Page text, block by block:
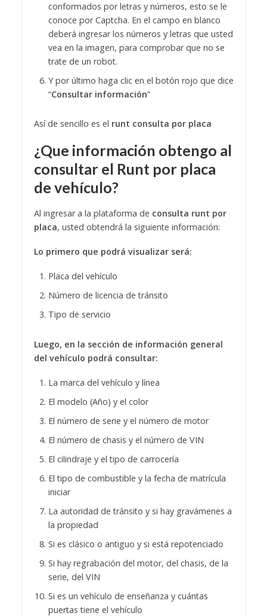
conformados por letras y números, esto se le
conoce por Captcha. En el campo en blanco
deberá ingresar los números y letras que usted
vea en la imagen, para comprobar que no se
trate de un robot.
Y por último haga clic en el botón rojo que dice
“Consultar información“
Así de sencillo es el runt consulta por placa
¿Que información obtengo al
consultar el Runt por placa
de vehículo?
Al ingresar a la plataforma de consulta runt por
placa, usted obtendrá la siguiente información:
Lo primero que podrá visualizar será:
Placa del vehículo
Número de licencia de tránsito
Tipo de servicio
Luego, en la sección de información general
del vehículo podrá consultar:
La marca del vehículo y línea
El modelo (Año) y el color
El número de serie y el número de motor
El número de chasis y el número de VIN
El cilindraje y el tipo de carrocería
El tipo de combustible y la fecha de matrícula
iniciar
La autoridad de tránsito y si hay gravámenes a
la propiedad
Si es clásico o antiguo y si está repotenciado
Si hay regrabación del motor, del chasis, de la
serie, del VIN
Si es un vehículo de enseñanza y cuántas
puertas tiene el vehículo